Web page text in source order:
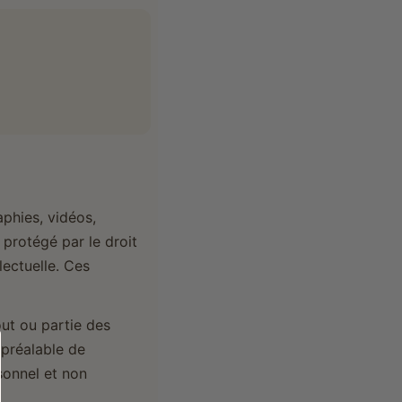
vidéos,
protégé par le droit
Ces
ou partie des
de
et non